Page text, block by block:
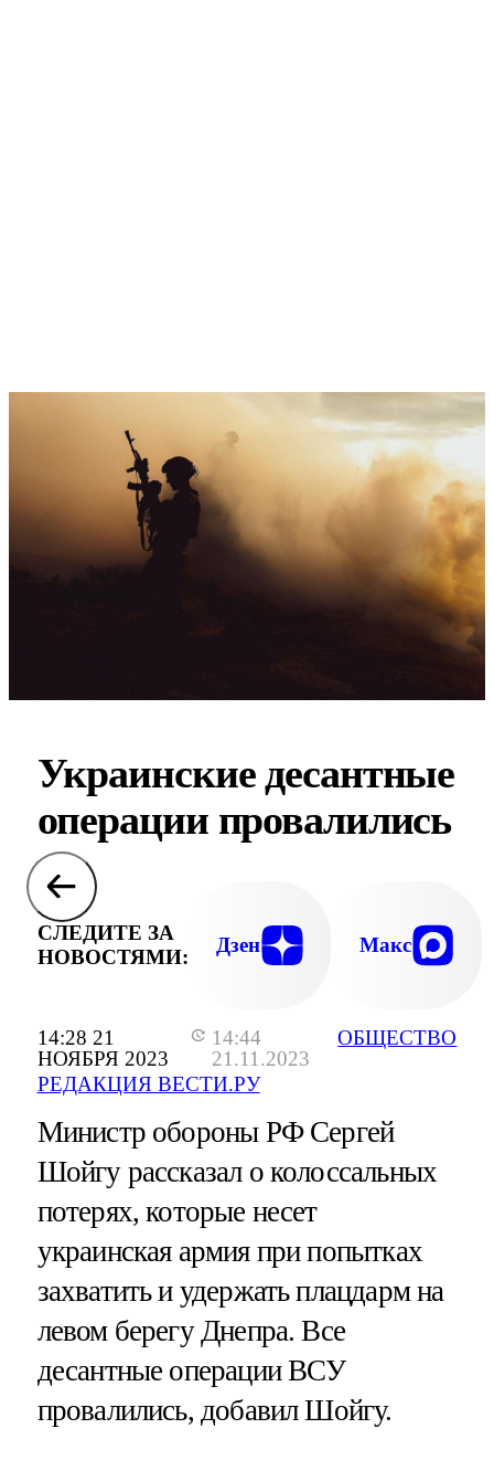
14:28 21
НОЯБРЯ 2023
14:44
21.11.2023
РЕДАКЦИЯ ВЕСТИ.РУ
ОБЩЕСТВО
Украинские десантные
операции провалились
СЛЕДИТЕ ЗА
НОВОСТЯМИ:
Дзен Макс
Министр обороны РФ Сергей
Шойгу рассказал о колоссальных
потерях, которые несет
украинская армия при попытках
захватить и удержать плацдарм на
левом берегу Днепра. Все
десантные операции ВСУ
провалились, добавил Шойгу.